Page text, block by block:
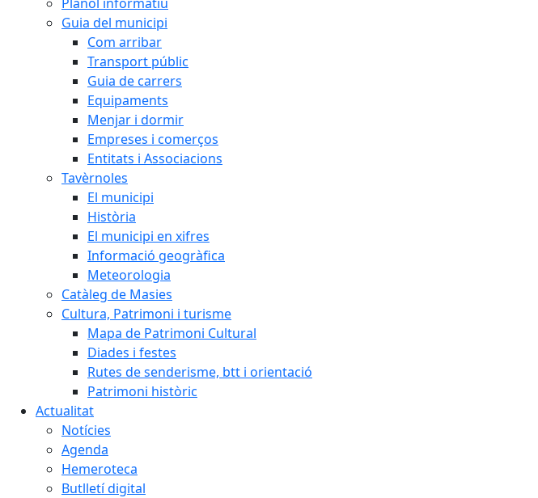
Guia del municipi
Com arribar
Transport públic
Guia de carrers
Equipaments
Menjar i dormir
Empreses i comerços
Entitats i Associacions
Tavèrnoles
El municipi
Història
El municipi en xifres
Informació geogràfica
Meteorologia
Catàleg de Masies
Cultura, Patrimoni i turisme
Mapa de Patrimoni Cultural
Diades i festes
Rutes de senderisme, btt i orientació
Patrimoni històric
Actualitat
Notícies
Agenda
Hemeroteca
Butlletí digital